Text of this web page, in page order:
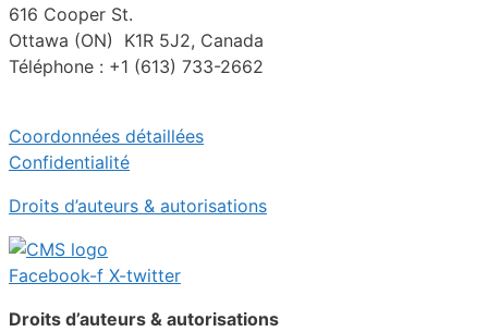
616 Cooper St.
Ottawa (ON) K1R 5J2, Canada
Téléphone : +1 (613) 733-2662
Coordonnées détaillées
Confidentialité
Droits d’auteurs & autorisations
Facebook-f X-twitter
Droits d’auteurs & autorisations